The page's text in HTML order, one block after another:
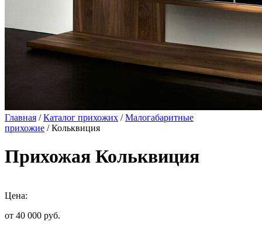
Главная /Каталог прихожих /Малогабаритные
прихожие / Кольквиция
Прихожая Кольквиция
Цена:
от 40 000 руб.